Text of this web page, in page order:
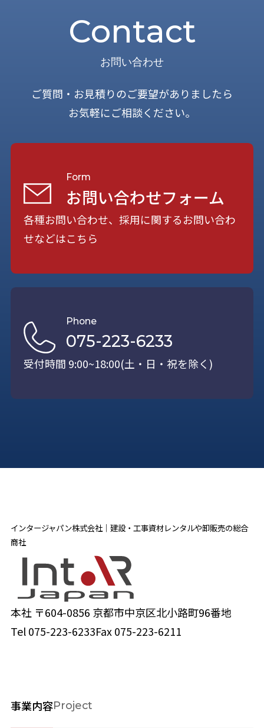
Contact
お問い合わせ
ご質問・お見積りのご要望がありましたら
お気軽にご相談ください。
Form
お問い合わせフォーム
各種お問い合わせ、採用に関するお問い合わ
せなどはこちら
Phone
075-223-6233
受付時間 9:00~18:00(土・日・祝を除く)
インタージャパン株式会社｜建設・工事資材レンタルや卸販売の総合
商社
本社 〒604-0856 京都市中京区北小路町96番地
Tel075-223-6233Fax 075-223-6211
事業内容Project